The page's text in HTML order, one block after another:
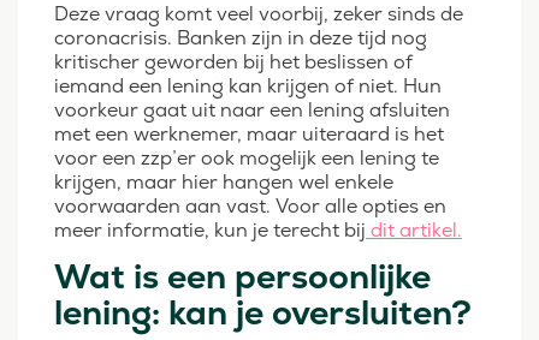
Deze vraag komt veel voorbij, zeker sinds de
coronacrisis. Banken zijn in deze tijd nog
kritischer geworden bij het beslissen of
iemand een lening kan krijgen of niet. Hun
voorkeur gaat uit naar een lening afsluiten
met een werknemer, maar uiteraard is het
voor een zzp’er ook mogelijk een lening te
krijgen, maar hier hangen wel enkele
voorwaarden aan vast. Voor alle opties en
meer informatie, kun je terecht bij dit artikel.
Wat is een persoonlijke
lening: kan je oversluiten?